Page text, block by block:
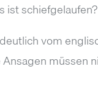
ist schiefgelaufen?
vom
müssen